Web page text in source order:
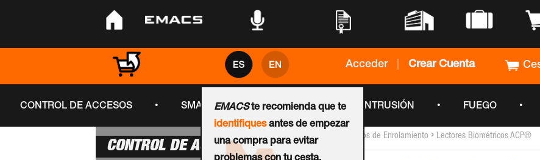
•
Acceder Crear Cuenta
EMACSte recomienda que te
identifiquesantes de empezar
una compra para evitar
CONTROL DE ACCESOS • SMART CITY • CCTV • INTRUSIÓN • FUEGO •
CONTROL DE ACCESOS
Inicio › Lectores Biométricos de Enrolamiento › Lectores Biométricos ACP®